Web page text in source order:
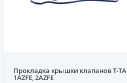
Прокладка крышки клапанов T-TA
1AZFE, 2AZFE